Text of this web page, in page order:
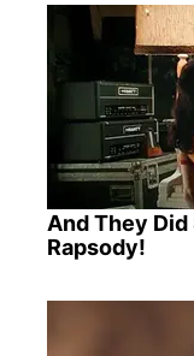
And They
Rapsody!